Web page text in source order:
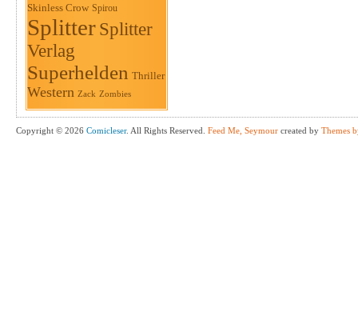
Skinless Crow Spirou
Splitter Splitter
Verlag
Superhelden Thriller
Western Zack Zombies
Copyright © 2026 Comicleser. All Rights Reserved. Feed Me, Seymour created by Themes